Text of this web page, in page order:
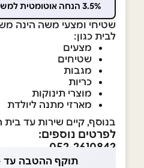
3.5% הנחה אוטומטית למשלמים בכרטיס המועדון
שטיחי ומצעי משה הינה
לבית כגון:
מצעים
שטיחים
מגבות
כריות
מוצרי תינוקות
מארזי מתנה ליולדת
בנוסף, קיים שירות עד בית
לפרטים נוספים:
052-2610842
תוקף ההטבה עד -